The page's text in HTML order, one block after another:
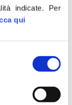
indicate. Per
qui
a un
a data da
per le
agli